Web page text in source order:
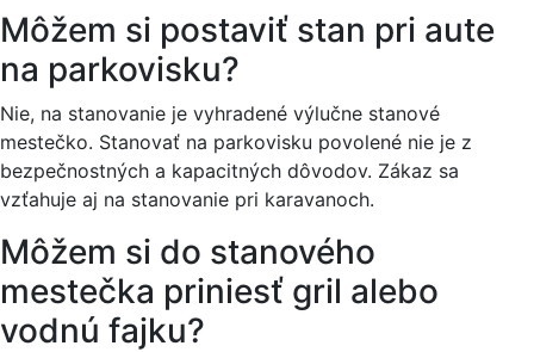
Môžem si postaviť stan pri aute
na parkovisku?
Nie, na stanovanie je vyhradené výlučne stanové
mestečko. Stanovať na parkovisku povolené nie je z
bezpečnostných a kapacitných dôvodov. Zákaz sa
vzťahuje aj na stanovanie pri karavanoch.
Môžem si do stanového
mestečka priniesť gril alebo
vodnú fajku?